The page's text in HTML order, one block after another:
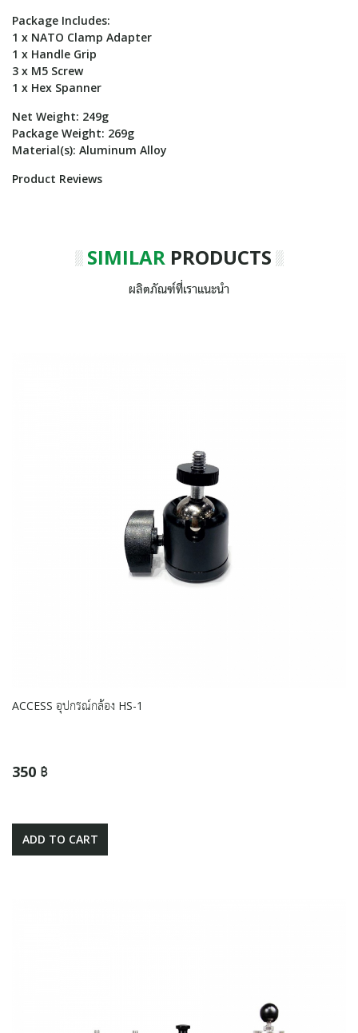
Package Includes:
1 x NATO Clamp Adapter
1 x Handle Grip
3 x M5 Screw
1 x Hex Spanner
Net Weight: 249g
Package Weight: 269g
Material(s): Aluminum Alloy
Product Reviews
SIMILARPRODUCTS
ผลิตภัณฑ์ที่เราแนะนำ
ACCESS อุปกรณ์กล้อง HS-1
350 ฿
ADD TO CART